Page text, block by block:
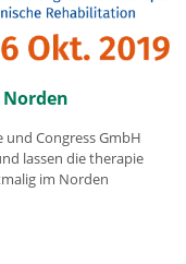
und Congress GmbH
lassen die therapie
im Norden